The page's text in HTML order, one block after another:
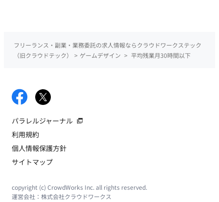
フリーランス・副業・業務委託の求人情報ならクラウドワークステック
（旧クラウドテック）
> ゲームデザイン > 平均残業月30時間以下
パラレルジャーナル
利用規約
個人情報保護方針
サイトマップ
copyright (c) CrowdWorks Inc. all rights reserved.
運営会社： 株式会社クラウドワークス